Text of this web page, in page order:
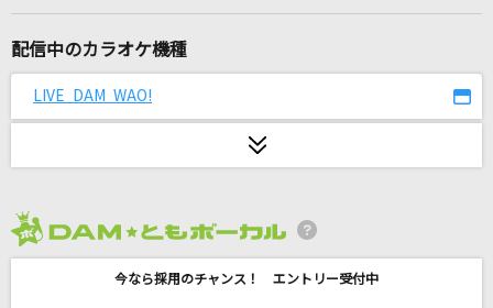
なにわ男子
ずっと真夜中でいいのに。
田園
玉置浩二
配信中のカラオケ機種
LIVE DAM WAO!
今なら採用のチャンス！ エントリー受付中